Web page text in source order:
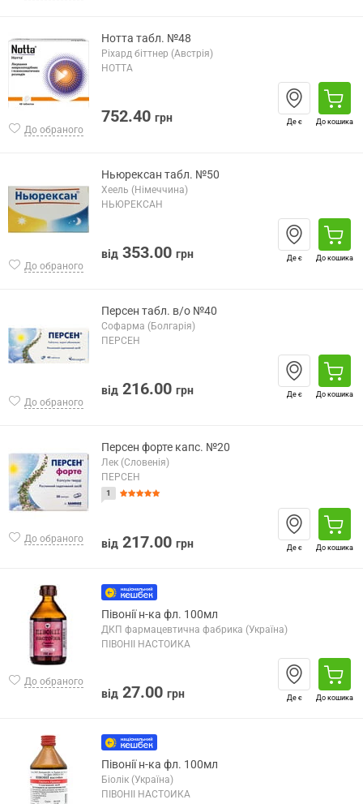
До обраного
Нотта табл. №48
Ріхард біттнер (Австрія)
НОТТА
752.40 грн Де є До кошика
До обраного
Ньюрексан табл. №50
Хеель (Німеччина)
НЬЮРЕКСАН
від 353.00 грн Де є До кошика
До обраного
Персен табл. в/о №40
Софарма (Болгарія)
ПЕРСЕН
від 216.00 грн Де є До кошика
До обраного
Персен форте капс. №20
Лек (Словенія)
ПЕРСЕН
1
від 217.00 грн Де є До кошика
До обраного
Півонії н-ка фл. 100мл
ДКП фармацевтична фабрика (Україна)
ПІВОНІЇ НАСТОЙКА
від 27.00 грн Де є До кошика
Півонії н-ка фл. 100мл
Біолік (Україна)
ПІВОНІЇ НАСТОЙКА